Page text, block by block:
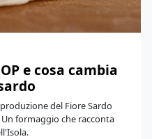
e cosa cambia
del Fiore Sardo
formaggio che racconta